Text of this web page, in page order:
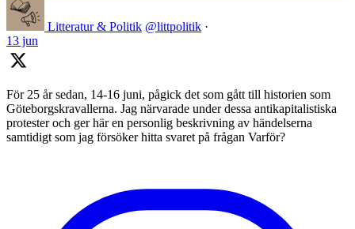
Litteratur & Politik @littpolitik ·
13 jun
För 25 år sedan, 14-16 juni, pågick det som gått till historien som
Göteborgskravallerna. Jag närvarade under dessa antikapitalistiska
protester och ger här en personlig beskrivning av händelserna
samtidigt som jag försöker hitta svaret på frågan Varför?